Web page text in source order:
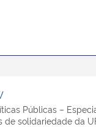
Públicas –
solidariedade da